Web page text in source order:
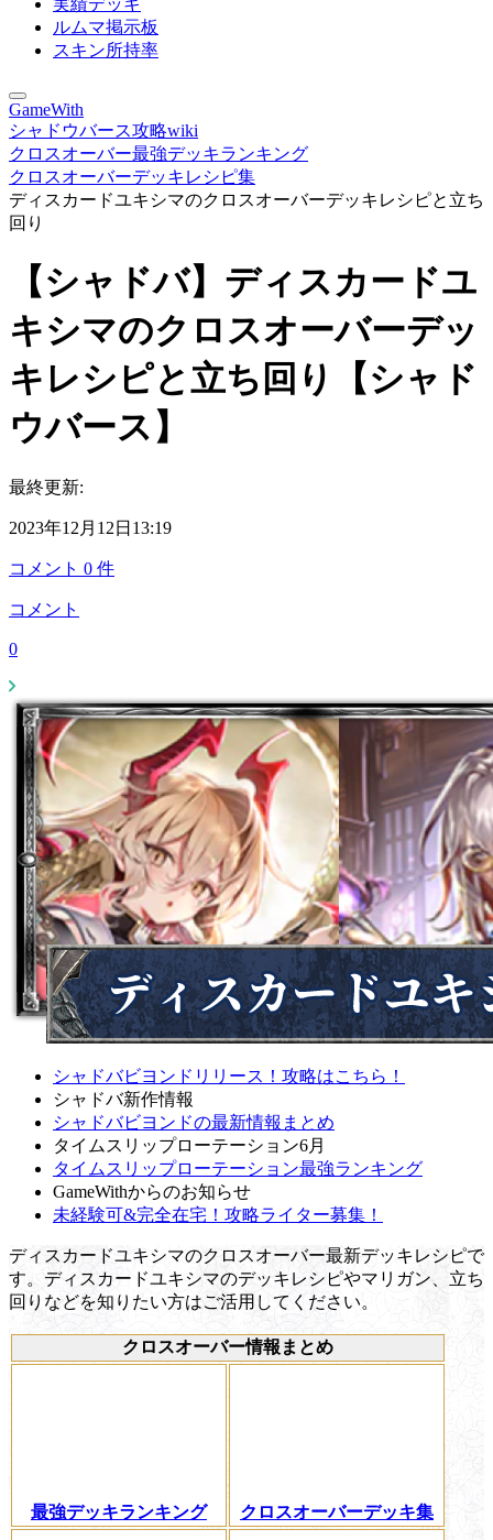
実績デッキ
ルムマ掲示板
スキン所持率
GameWith
シャドウバース攻略wiki
クロスオーバー最強デッキランキング
クロスオーバーデッキレシピ集
ディスカードユキシマのクロスオーバーデッキレシピと立ち
回り
【シャドバ】ディスカードユ
キシマのクロスオーバーデッ
キレシピと立ち回り【シャド
ウバース】
最終更新:
2023年12月12日13:19
コメント 0 件
コメント
0
シャドバビヨンドリリース！攻略はこちら！
シャドバ新作情報
シャドバビヨンドの最新情報まとめ
タイムスリップローテーション6月
タイムスリップローテーション最強ランキング
GameWithからのお知らせ
未経験可&完全在宅！攻略ライター募集！
ディスカードユキシマのクロスオーバー最新デッキレシピで
す。ディスカードユキシマのデッキレシピやマリガン、立ち
回りなどを知りたい方はご活用してください。
クロスオーバー情報まとめ
最強デッキランキング クロスオーバーデッキ集